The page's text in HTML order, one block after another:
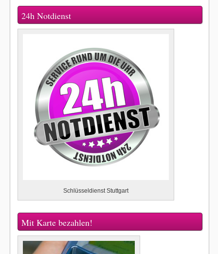
24h Notdienst
Schlüsseldienst Stuttgart
Mit Karte bezahlen!